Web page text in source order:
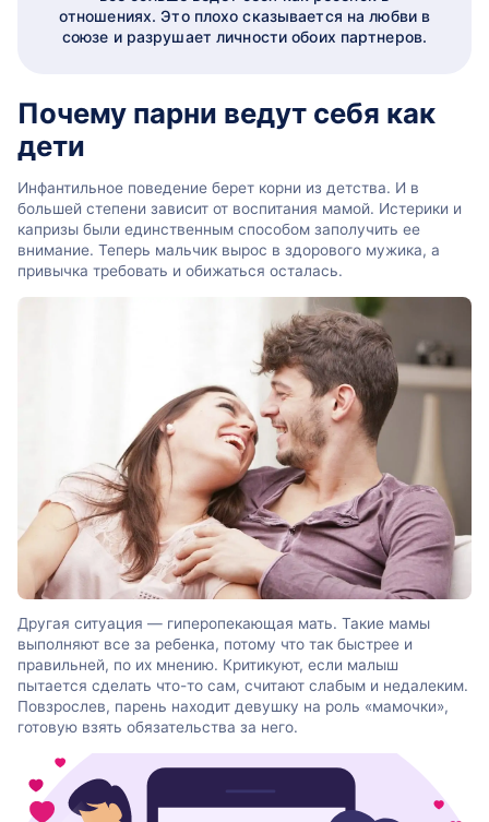
отношениях. Это плохо сказывается на любви в
союзе и разрушает личности обоих партнеров.
Почему парни ведут себя как
дети
Инфантильное поведение берет корни из детства. И в
большей степени зависит от воспитания мамой. Истерики и
капризы были единственным способом заполучить ее
внимание. Теперь мальчик вырос в здорового мужика, а
привычка требовать и обижаться осталась.
Другая ситуация — гиперопекающая мать. Такие мамы
выполняют все за ребенка, потому что так быстрее и
правильней, по их мнению. Критикуют, если малыш
пытается сделать что-то сам, считают слабым и недалеким.
Повзрослев, парень находит девушку на роль «мамочки»,
готовую взять обязательства за него.